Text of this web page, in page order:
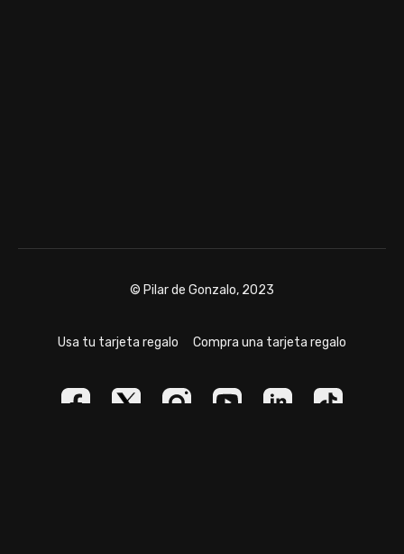
© Pilar de Gonzalo, 2023
Usa tu tarjeta regalo Compra una tarjeta regalo